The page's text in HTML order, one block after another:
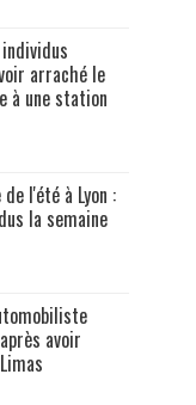
arraché le
à une station
l'été à Lyon :
la semaine
avoir